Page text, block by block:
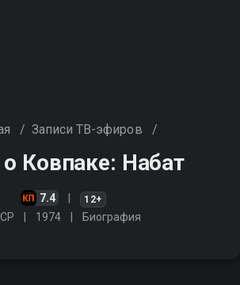
/ Записи ТВ-эфиров /
Ковпаке: Набат
7.4 12+
1974 Биография